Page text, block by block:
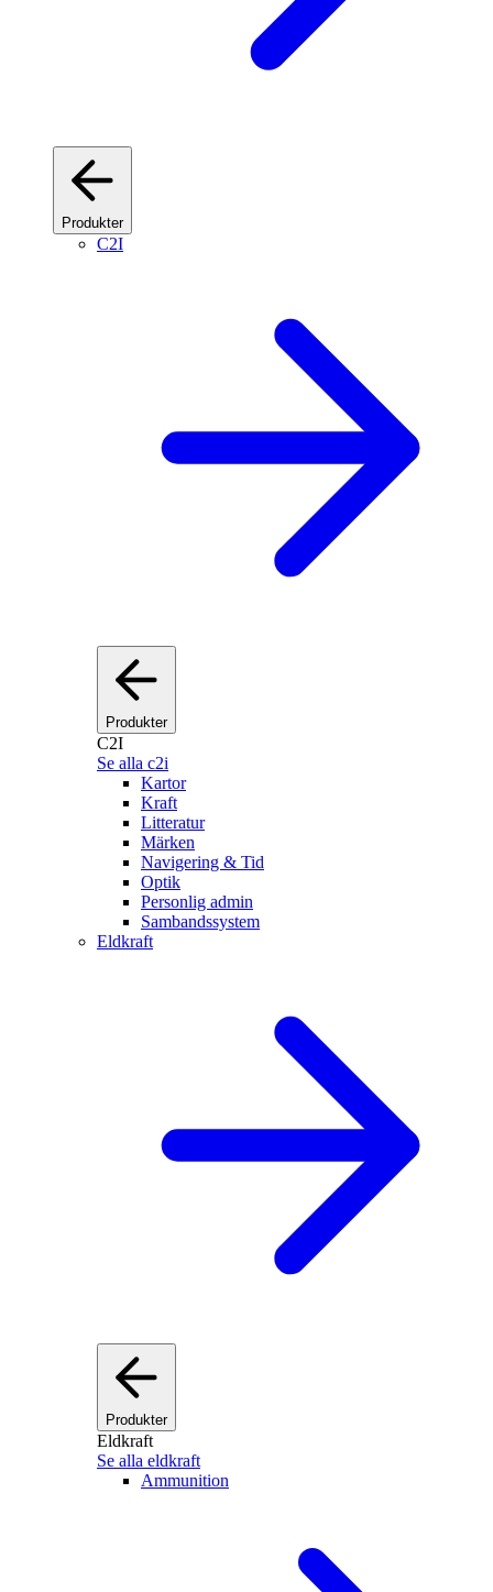
Produkter
C2I
Produkter
C2I
Se alla c2i
Kartor
Kraft
Litteratur
Märken
Navigering & Tid
Optik
Personlig admin
Sambandssystem
Eldkraft
Produkter
Eldkraft
Se alla eldkraft
Ammunition